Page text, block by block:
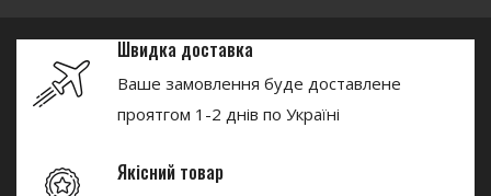
Швидка доставка
Ваше замовлення буде доставлене
проятгом 1-2 днів по Україні
Якісний товар